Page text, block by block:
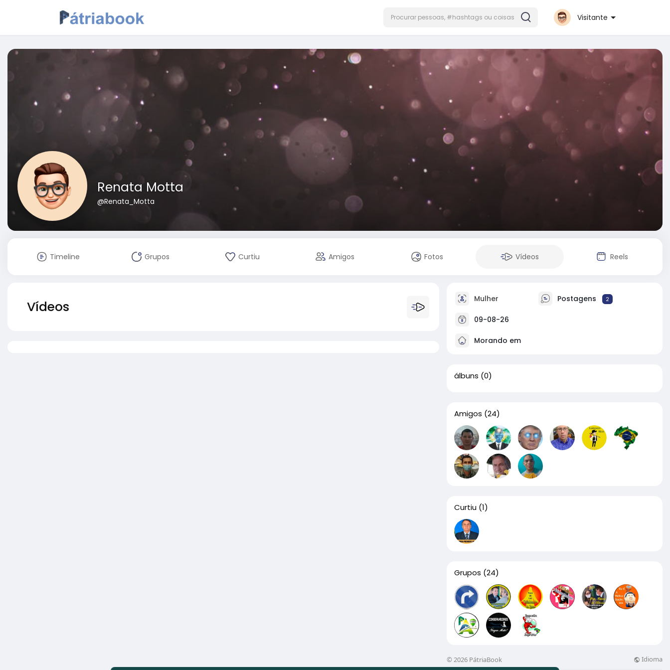
Visitante
Renata Motta
@Renata_Motta
Timeline Grupos Curtiu Amigos Fotos Vídeos Reels
Vídeos Mulher Postagens 2
09-08-26
Morando em
álbuns (0)
Amigos (24)
Curtiu (1)
Grupos (24)
© 2026 PátriaBook Idioma